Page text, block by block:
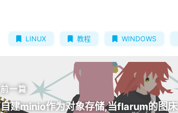
LINUX 教程 WINDOWS
前一篇
自建minio作为对象存储,当flarum的图床